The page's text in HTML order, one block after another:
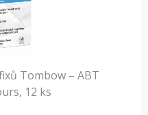
Tombow – ABT
12 ks